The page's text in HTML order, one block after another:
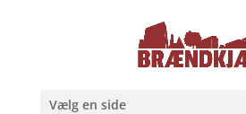
Vælg en side